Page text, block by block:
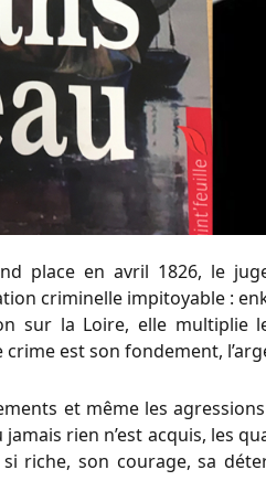
place en avril 1826, le
criminelle impitoyable :
sur la Loire, elle multiplie
crime est son fondement,
et même les
rien n’est acquis, les
riche, son courage, sa